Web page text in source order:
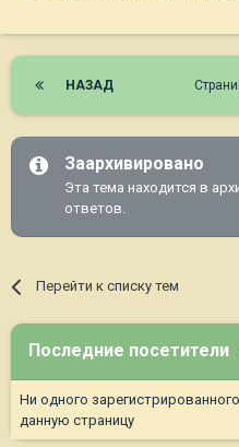
НАЗАД
Заархивировано
Эта тема находится в
ответов.
Перейти к списку тем
Последние посетители
Ни одного
данную страницу